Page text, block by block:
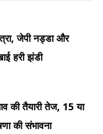
जेपी नड्डा और
हरी झंडी
की तैयारी तेज, 15 या
की संभावना